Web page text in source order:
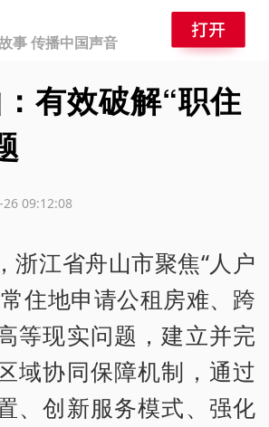
事 传播中国声音
有效破解“职住
09:12:08
江省舟山市聚焦“人户
住地申请公租房难、跨
等现实问题，建立并完
域协同保障机制，通过
、创新服务模式、强化